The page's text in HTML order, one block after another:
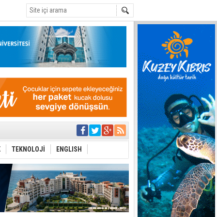
yer sis olacak
olur
bu
ara
TEKNOLOJİ ENGLISH